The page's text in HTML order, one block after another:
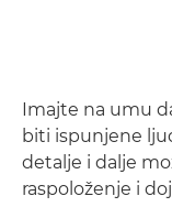
Imajte na umu
biti ispunjene
detalje i dalje
raspoloženje i